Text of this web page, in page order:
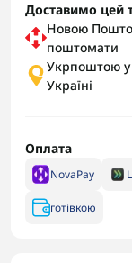
Доставимо цей
Новою
поштомати
Укрпоштою у
Україні
Оплата
NovaPay
готівкою